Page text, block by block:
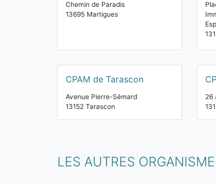
Chemin de Paradis
13695 Martigues
CPAM de Tarascon
Avenue Pierre-Sémard
13152 Tarascon
26
LES AUTRES